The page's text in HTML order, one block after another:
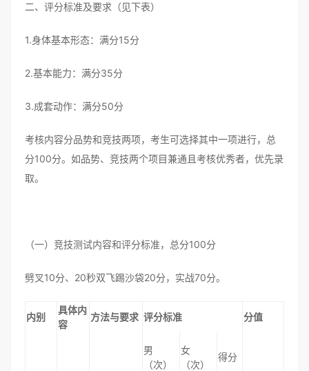
二、评分标准及要求（见下表）
1.身体基本形态：满分15分
2.基本能力：满分35分
3.成套动作：满分50分
考核内容分品势和竞技两项，考生可选择其中一项进行，总
分100分。如品势、竞技两个项目兼通且考核优秀者，优先录
取。
（一）竞技测试内容和评分标准，总分100分
劈叉10分、20秒双飞踢沙袋20分，实战70分。
内别
具体内
容
方法与要求 评分标准 分值
男
（次）
女
（次）
得分